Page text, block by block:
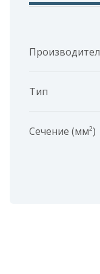
Тип
Сечение (мм²)